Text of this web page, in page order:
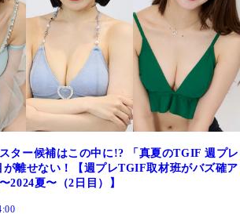
ター候補はこの中に!? 「真夏のTGIF 週プレ
が離せない！【週プレTGIF取材班がバズ確ア
2024夏〜（2日目）】